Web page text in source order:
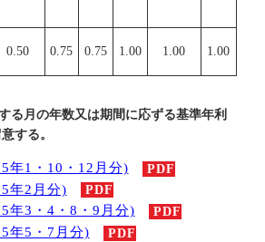
0.50 0.75 0.75 1.00 1.00 1.00
月の年数又は期間に応ずる基準年利
する。
年1・10・12月分) PDF
年2月分) PDF
年3・4・8・9月分) PDF
年5・7月分) PDF